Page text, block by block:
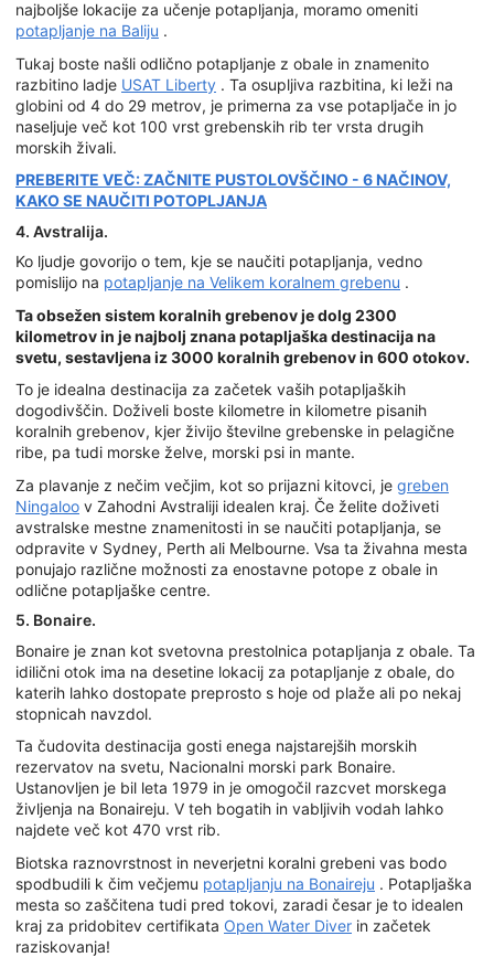
najboljše lokacije za učenje potapljanja, moramo omeniti
potapljanje na Baliju .
Tukaj boste našli odlično potapljanje z obale in znamenito
razbitino ladje USAT Liberty . Ta osupljiva razbitina, ki leži na
globini od 4 do 29 metrov, je primerna za vse potapljače in jo
naseljuje več kot 100 vrst grebenskih rib ter vrsta drugih
morskih živali.
PREBERITE VEČ: ZAČNITE PUSTOLOVŠČINO - 6 NAČINOV,
KAKO SE NAUČITI POTOPLJANJA
4. Avstralija.
Ko ljudje govorijo o tem, kje se naučiti potapljanja, vedno
pomislijo na potapljanje na Velikem koralnem grebenu .
Ta obsežen sistem koralnih grebenov je dolg 2300
kilometrov in je najbolj znana potapljaška destinacija na
svetu, sestavljena iz 3000 koralnih grebenov in 600 otokov.
To je idealna destinacija za začetek vaših potapljaških
dogodivščin. Doživeli boste kilometre in kilometre pisanih
koralnih grebenov, kjer živijo številne grebenske in pelagične
ribe, pa tudi morske želve, morski psi in mante.
Za plavanje z nečim večjim, kot so prijazni kitovci, je greben
Ningaloo v Zahodni Avstraliji idealen kraj. Če želite doživeti
avstralske mestne znamenitosti in se naučiti potapljanja, se
odpravite v Sydney, Perth ali Melbourne. Vsa ta živahna mesta
ponujajo različne možnosti za enostavne potope z obale in
odlične potapljaške centre.
5. Bonaire.
Bonaire je znan kot svetovna prestolnica potapljanja z obale. Ta
idilični otok ima na desetine lokacij za potapljanje z obale, do
katerih lahko dostopate preprosto s hoje od plaže ali po nekaj
stopnicah navzdol.
Ta čudovita destinacija gosti enega najstarejših morskih
rezervatov na svetu, Nacionalni morski park Bonaire.
Ustanovljen je bil leta 1979 in je omogočil razcvet morskega
življenja na Bonaireju. V teh bogatih in vabljivih vodah lahko
najdete več kot 470 vrst rib.
Biotska raznovrstnost in neverjetni koralni grebeni vas bodo
spodbudili k čim večjemu potapljanju na Bonaireju . Potapljaška
mesta so zaščitena tudi pred tokovi, zaradi česar je to idealen
kraj za pridobitev certifikata Open Water Diver in začetek
raziskovanja!